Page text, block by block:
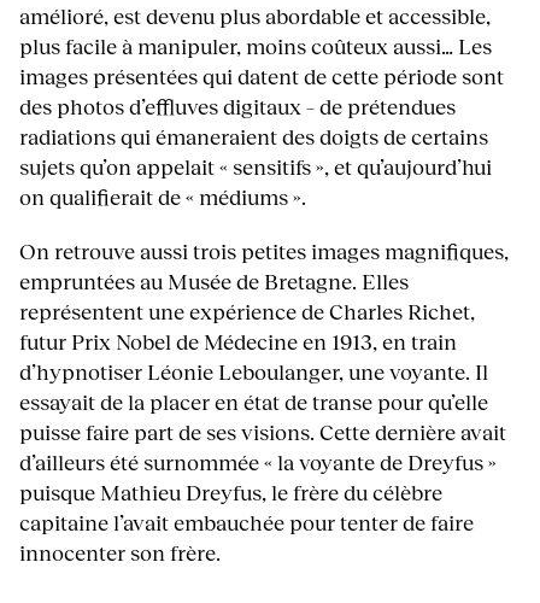
amélioré, est devenu plus abordable et accessible,
plus facile à manipuler, moins coûteux aussi… Les
images présentées qui datent de cette période sont
des photos d’effluves digitaux – de prétendues
radiations qui émaneraient des doigts de certains
sujets qu’on appelait « sensitifs », et qu’aujourd’hui
on qualifierait de « médiums ».
On retrouve aussi trois petites images magnifiques,
empruntées au Musée de Bretagne. Elles
représentent une expérience de Charles Richet,
futur Prix Nobel de Médecine en 1913, en train
d’hypnotiser Léonie Leboulanger, une voyante. Il
essayait de la placer en état de transe pour qu’elle
puisse faire part de ses visions. Cette dernière avait
d’ailleurs été surnommée « la voyante de Dreyfus »
puisque Mathieu Dreyfus, le frère du célèbre
capitaine l’avait embauchée pour tenter de faire
innocenter son frère.